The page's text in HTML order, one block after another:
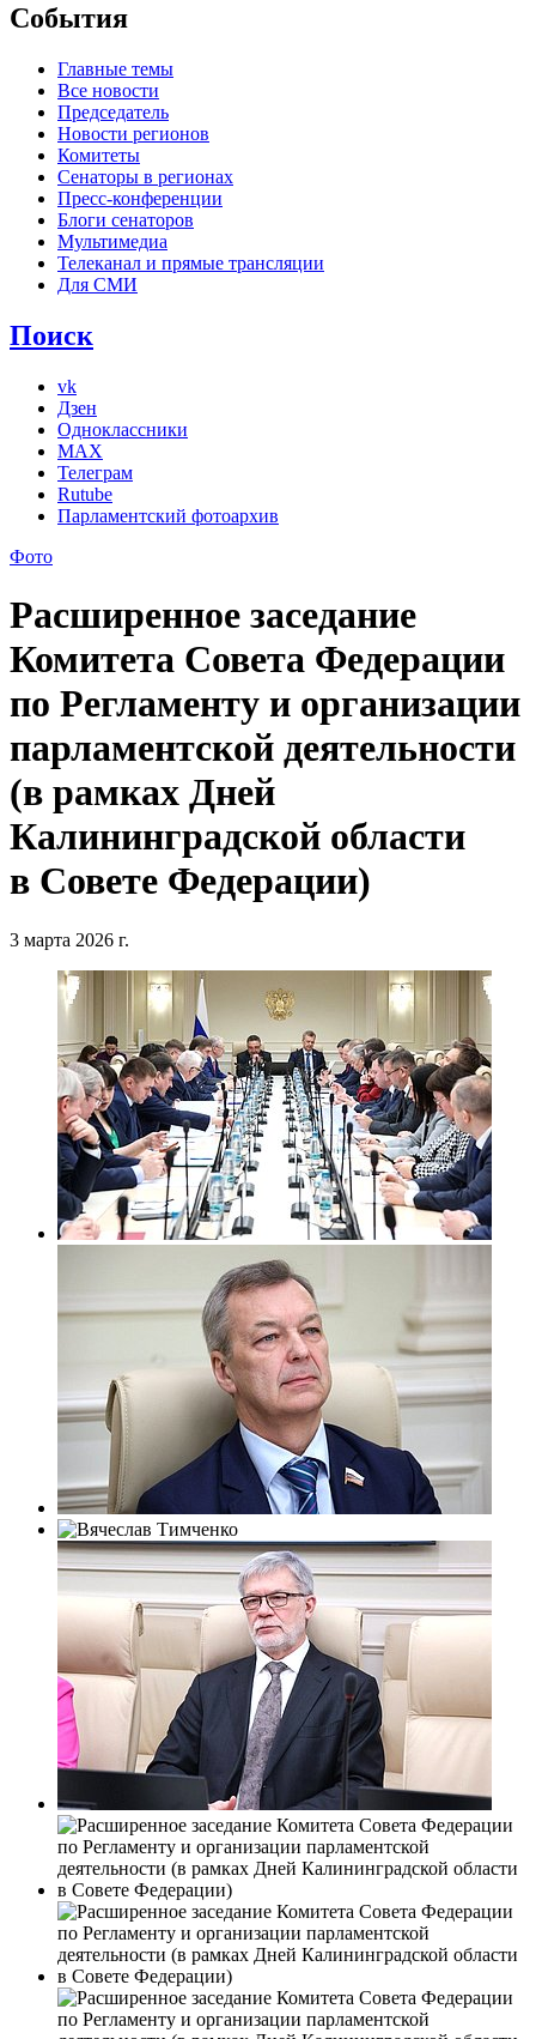
События
Главные темы
Все новости
Председатель
Новости регионов
Комитеты
Сенаторы в регионах
Пресс-конференции
Блоги сенаторов
Мультимедиа
Телеканал и прямые трансляции
Для СМИ
Поиск
vk
Дзен
Одноклассники
MAX
Телеграм
Rutube
Парламентский фотоархив
Фото
Расширенное заседание
Комитета Совета Федерации
по Регламенту и организации
парламентской деятельности
(в рамках Дней
Калининградской области
в Совете Федерации)
3 марта 2026 г.